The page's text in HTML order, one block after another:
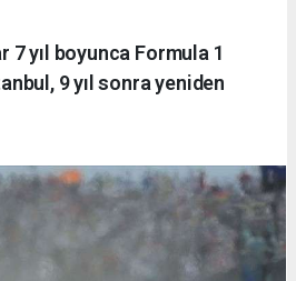
7 yıl boyunca Formula 1
9 yıl sonra yeniden